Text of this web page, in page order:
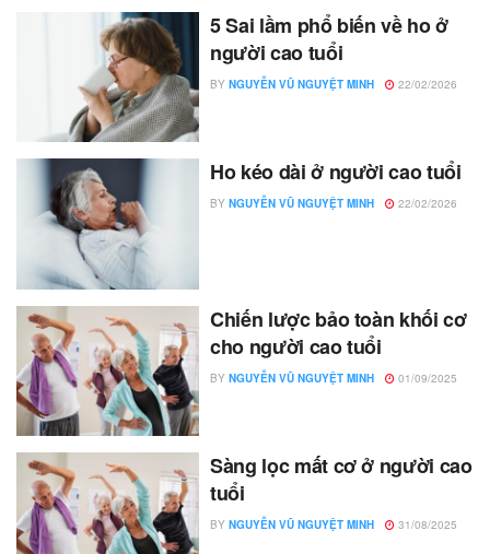
5 Sai lầm phổ biến về ho ở
người cao tuổi
BY NGUYỄN VŨ NGUYỆT MINH 22/02/2026
Ho kéo dài ở người cao tuổi
BY NGUYỄN VŨ NGUYỆT MINH 22/02/2026
Chiến lược bảo toàn khối cơ
cho người cao tuổi
BY NGUYỄN VŨ NGUYỆT MINH 01/09/2025
Sàng lọc mất cơ ở người cao
tuổi
BY NGUYỄN VŨ NGUYỆT MINH 31/08/2025